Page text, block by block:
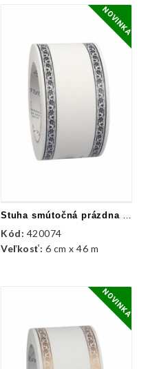
NOVINKA
Stuha smútočná prázdna - biela + čierna
Kód: 420074
Veľkosť: 6 cm x 46 m
NOVINKA